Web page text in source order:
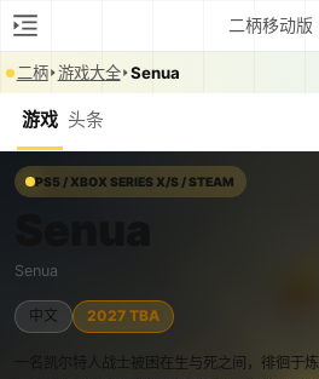
二柄移动版
二柄 游戏大全 Senua
游戏 头条
PS5 / XBOX SERIES X/S / STEAM
Senua
中文 2027 TBA
一名凯尔特人战士被困在生与死之间，徘徊于